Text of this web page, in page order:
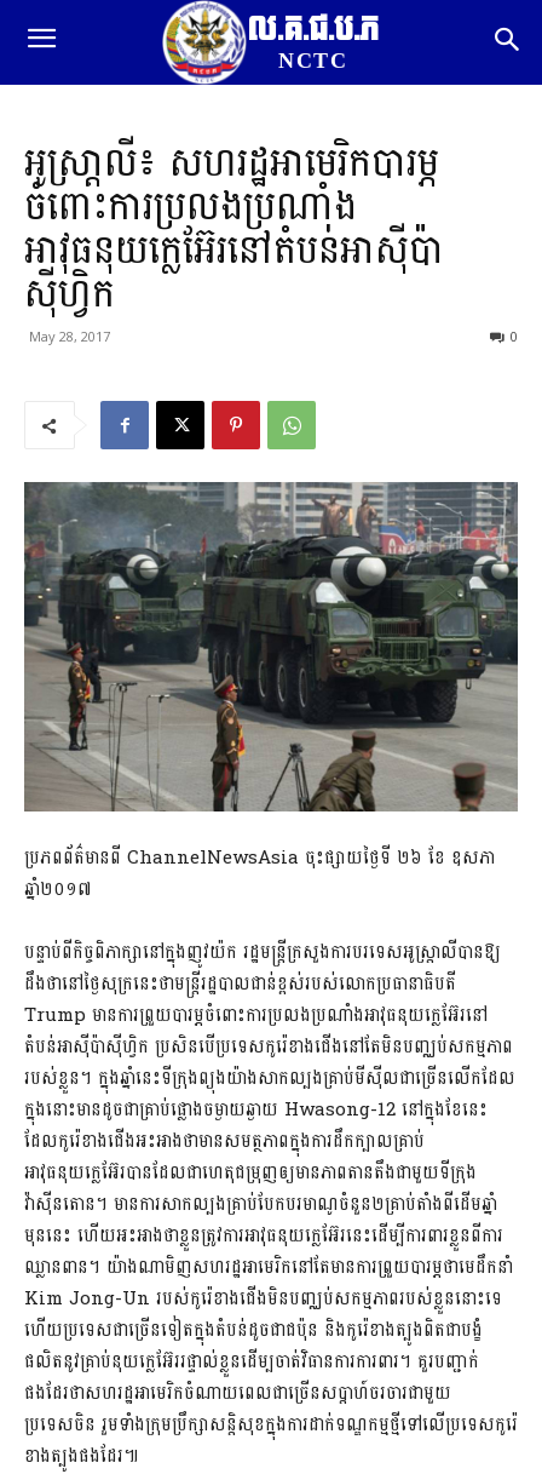
ល.គ.ជ.ប.ភ
NCTC
អូស្រា្តលី៖ សហរដ្ឋអាមេរិកបារម្ភ
ចំពោះការប្រលងប្រណាំង
អាវុធនុយក្លេអ៊ែរនៅតំបន់អាស៊ីប៉ា
ស៊ីហ្វិក
May 28, 2017 0
ប្រភពព័ត៌មានពី ChannelNewsAsia ចុះផ្សាយថ្ងៃទី ២៦ ខែ ឧសភា
ឆ្នាំ២០១៧
បន្ទាប់ពីកិច្ចពិភាក្សានៅក្នុងញូវយ៉ក រដ្ឋមន្រ្តីក្រសួងការបរទេសអូស្ត្រាលីបានឱ្យ
ដឹងថានៅថ្ងៃសុក្រនេះថាមន្រ្តីរដ្ឋបាលជាន់ខ្ពស់របស់លោកប្រធានាធិបតី
Trump មានការព្រួយបារម្ភចំពោះការប្រលងប្រណាំងអាវុធនុយក្លេអ៊ែរនៅ
តំបន់អាស៊ីប៉ាស៊ីហ្វិក ប្រសិនបើប្រទេសកូរ៉េខាងជើងនៅតែមិនបញ្ឈប់សកម្មភាព
របស់ខ្លួន។ ក្នុងឆ្នាំនេះទីក្រុងព្យុងយ៉ាងសាកល្បងគ្រាប់មីស៊ីលជាច្រើនលើកដែល
ក្នុងនោះមានដូចជាគ្រាប់ផ្លោងចម្ងាយឆ្ងាយ Hwasong-12 នៅក្នុងខែនេះ
ដែលកូរ៉េខាងជើងអះអាងថាមានសមត្ថភាពក្នុងការដឹកក្បាលគ្រាប់
អាវុធនុយក្លេអ៊ែរបានដែលជាហេតុជម្រុញឲ្យមានភាពតានតឹងជាមួយទីក្រុង
វ៉ាស៊ីនតោន។ មានការសាកល្បងគ្រាប់បែកបរមាណូចំនួន២គ្រាប់តាំងពីដើមឆ្នាំ
មុននេះ ហើយអះអាងថាខ្លួនត្រូវការអាវុធនុយក្លេអ៊ែរនេះដើម្បីការពារខ្លួនពីការ
ឈ្លានពាន។ យ៉ាងណាមិញសហរដ្ឋអាមេរិកនៅតែមានការព្រួយបារម្ភថាមេដឹកនាំ
Kim Jong-Un របស់កូរ៉េខាងជើងមិនបញ្ឈប់សកម្មភាពរបស់ខ្លួននោះទេ
ហើយប្រទេសជាច្រើនទៀតក្នុងតំបន់ដូចជាជប៉ុន និងកូរ៉េខាងត្បូងពិតជាបង្ខំ
ផលិតនូវគ្រាប់នុយក្លេអ៊ែររផ្ទាល់ខ្លួនដើម្បចាត់វិធានការការពារ។ គួរបញ្ជាក់
ផងដែរថាសហរដ្ឋអាមេរិកចំណាយពេលជាច្រើនសប្តាហ៍ចរចារជាមួយ
ប្រទេសចិន រួមទាំងក្រុមប្រឹក្សាសន្តិសុខក្នុងការដាក់ទណ្ឌកម្មថ្មីទៅលើប្រទេសកូរ៉េ
ខាងត្បូងផងដែរ៕